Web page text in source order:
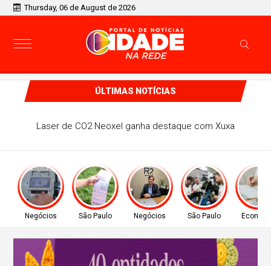
Thursday, 06 de August de 2026
ÚLTIMAS NOTÍCIAS
Comunidade de Guarulhos recebe atendimento para
regularização de débitos de água nesta sexta (7) e sábado
Negócios São Paulo Negócios São Paulo